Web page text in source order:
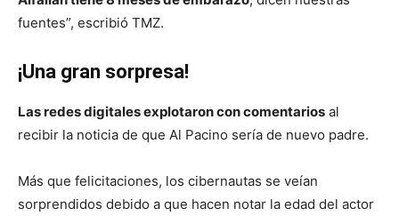
fuentes”, escribió TMZ.
¡Una gran sorpresa!
Las redes digitales explotaron con comentarios al
recibir la noticia de que Al Pacino sería de nuevo padre.
Más que felicitaciones, los cibernautas se veían
sorprendidos debido a que hacen notar la edad del actor